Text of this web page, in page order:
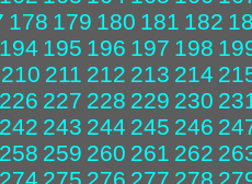
178 179 180 181 182
194 195 196 197 198
210 211 212 213 214
226 227 228 229 230
242 243 244 245 246
258 259 260 261 262